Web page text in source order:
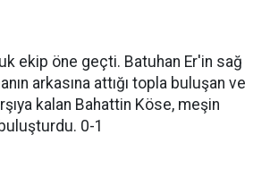
ekip öne geçti. Batuhan Er'in sağ
arkasına attığı topla buluşan ve
kalan Bahattin Köse, meşin
0-1